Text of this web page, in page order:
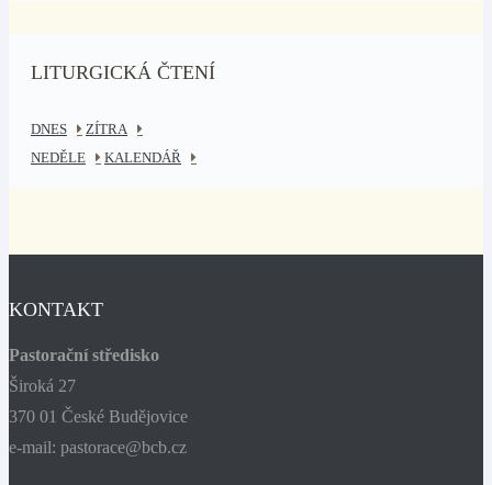
LITURGICKÁ ČTENÍ
DNES
ZÍTRA
NEDĚLE
KALENDÁŘ
KONTAKT
Pastorační středisko
Široká 27
370 01 České Budějovice
e-mail: pastorace@bcb.cz